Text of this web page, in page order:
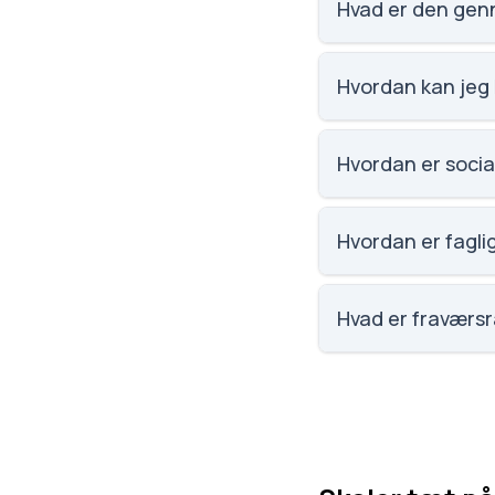
Hvad er den
Vi har ikke data
Hvordan kan
Email:
Brande.
Hvordan er
Social trivsel på
elevernes egne
Hvordan er
Faglig trivsel på
elevernes egne
Hvad er